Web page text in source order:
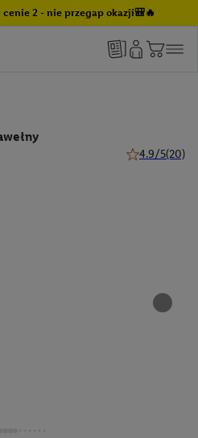
2 - nie przegap okazji🎒🔥
4.9/5(20)